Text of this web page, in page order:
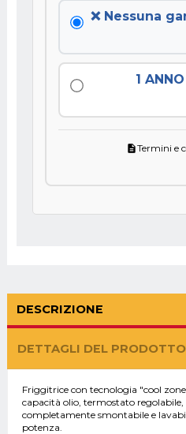
❌ Nessuna
1
descriptionTermini e
DESCRIZIONE
DETTAGLI DEL PRODOTTO
Friggitrice con tecnologia "cool
capacità olio, termostato
completamente smontabile e
potenza.